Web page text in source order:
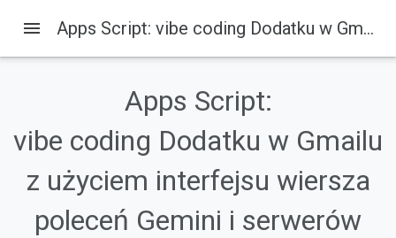
1. Przegląd
2. Czego się nauczysz
3. Konfiguracja i wymagania
4. Konfigurowanie środowiska Google Cloud
5. Konfigurowanie lokalnego środowiska programistycznego
menu Apps Script: vibe coding Dodatku w Gmailu z użyciem interfejsu wiersza poleceń Gemini i serwerów MCP
Apps Script:
vibe coding Dodatku w Gmailu
z użyciem interfejsu wiersza
poleceń Gemini i serwerów